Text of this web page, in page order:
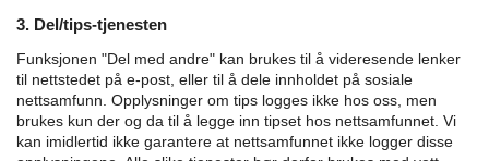
3. Del/tips-tjenesten
Funksjonen "Del med andre" kan brukes til å videresende lenker
til nettstedet på e-post, eller til å dele innholdet på sosiale
nettsamfunn. Opplysninger om tips logges ikke hos oss, men
brukes kun der og da til å legge inn tipset hos nettsamfunnet. Vi
kan imidlertid ikke garantere at nettsamfunnet ikke logger disse